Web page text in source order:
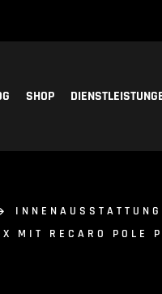
SHOP
INNENAUSSTATTUNG
RECARO POLE